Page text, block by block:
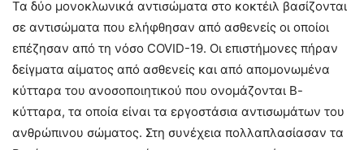
Τα δύο μονοκλωνικά αντισώματα στο κοκτέιλ βασίζονται
σε αντισώματα που ελήφθησαν από ασθενείς οι οποίοι
επέζησαν από τη νόσο COVID-19. Οι επιστήμονες πήραν
δείγματα αίματος από ασθενείς και από απομονωμένα
κύτταρα του ανοσοποιητικού που ονομάζονται Β-
κύτταρα, τα οποία είναι τα εργοστάσια αντισωμάτων του
ανθρώπινου σώματος. Στη συνέχεια πολλαπλασίασαν τα